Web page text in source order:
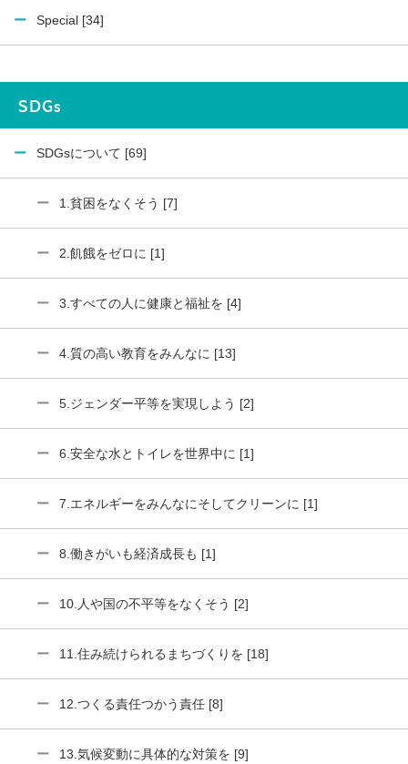
Special [34]
SDGs
SDGsについて [69]
1.貧困をなくそう [7]
2.飢餓をゼロに [1]
3.すべての人に健康と福祉を [4]
4.質の高い教育をみんなに [13]
5.ジェンダー平等を実現しよう [2]
6.安全な水とトイレを世界中に [1]
7.エネルギーをみんなにそしてクリーンに [1]
8.働きがいも経済成長も [1]
10.人や国の不平等をなくそう [2]
11.住み続けられるまちづくりを [18]
12.つくる責任つかう責任 [8]
13.気候変動に具体的な対策を [9]